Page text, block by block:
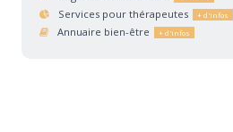
Services pour thérapeutes
Annuaire bien-être